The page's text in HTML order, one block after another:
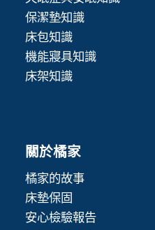
保潔墊知識
床包知識
機能寢具知識
床架知識
關於橘家
橘家的故事
床墊保固
安心檢驗報告